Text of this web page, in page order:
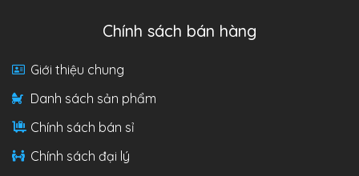
Chính sách bán hàng
Giới thiệu chung
Danh sách sản phẩm
Chính sách bán sỉ
Chính sách đại lý